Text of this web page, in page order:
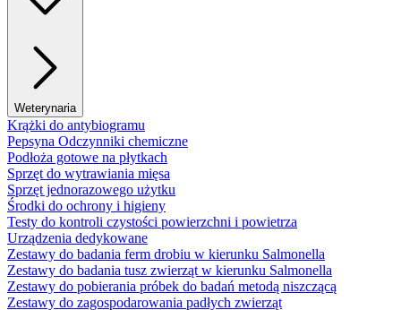
Weterynaria
Krążki do antybiogramu
Pepsyna Odczynniki chemiczne
Podłoża gotowe na płytkach
Sprzęt do wytrawiania mięsa
Sprzęt jednorazowego użytku
Środki do ochrony i higieny
Testy do kontroli czystości powierzchni i powietrza
Urządzenia dedykowane
Zestawy do badania ferm drobiu w kierunku Salmonella
Zestawy do badania tusz zwierząt w kierunku Salmonella
Zestawy do pobierania próbek do badań metodą niszczącą
Zestawy do zagospodarowania padłych zwierząt